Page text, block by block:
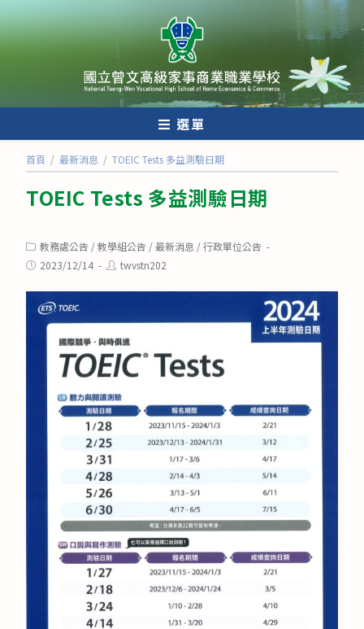
跳
轉
至
內
選單
首頁 / 最新消息 / TOEIC Tests 多益測驗日期
TOEIC Tests 多益測驗日期
Post
category:
教務處公告 /教學組公告 /最新消息 /行政單位公告
Post2023/12/14
Posttwvstn202